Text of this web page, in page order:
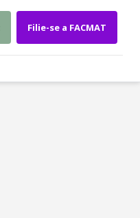
Filie-se a FACMAT